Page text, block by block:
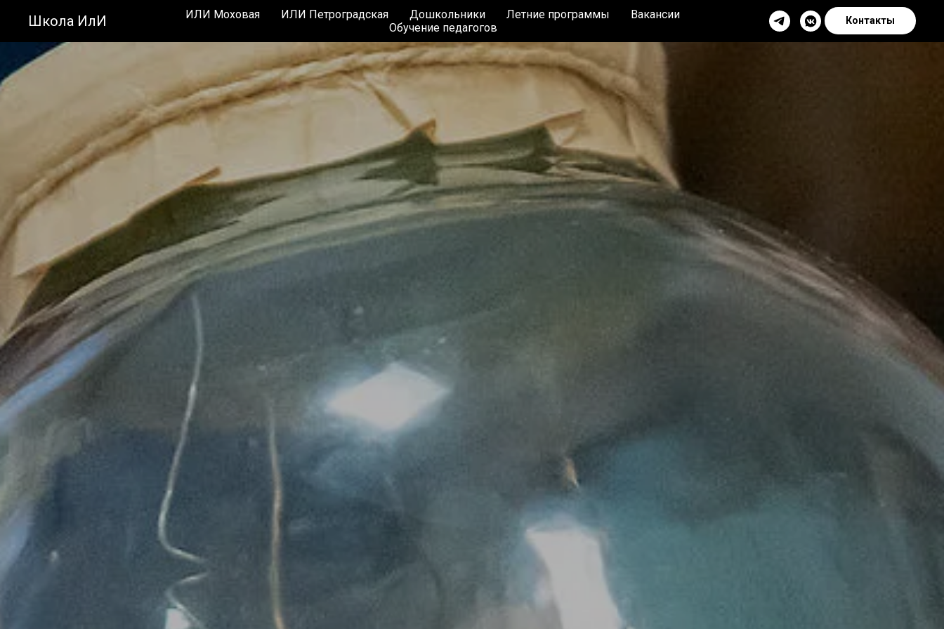
Школа ИлИ ИЛИ Моховая ИЛИ Петроградская Дошкольники Летние программы
Вакансии
Обучение педагогов
Контакты